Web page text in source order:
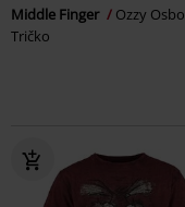
Middle Finger
Ozzy
Tričko